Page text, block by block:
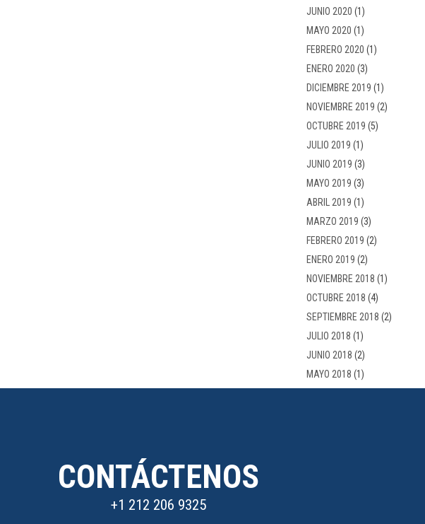
JUNIO 2020 (1)
MAYO 2020 (1)
FEBRERO 2020 (1)
ENERO 2020 (3)
DICIEMBRE 2019 (1)
NOVIEMBRE 2019 (2)
OCTUBRE 2019 (5)
JULIO 2019 (1)
JUNIO 2019 (3)
MAYO 2019 (3)
ABRIL 2019 (1)
MARZO 2019 (3)
FEBRERO 2019 (2)
ENERO 2019 (2)
NOVIEMBRE 2018 (1)
OCTUBRE 2018 (4)
SEPTIEMBRE 2018 (2)
JULIO 2018 (1)
JUNIO 2018 (2)
MAYO 2018 (1)
CONTÁCTENOS
+1 212 206 9325